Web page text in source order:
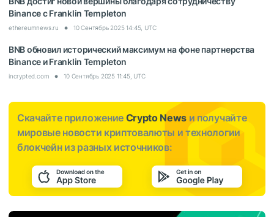
Binance с Franklin Templeton
ethereumnews.ru 10 Сентябрь 2025 14:45, UTC
BNB обновил исторический максимум на фоне партнерства
Binance и Franklin Templeton
incrypted.com 10 Сентябрь 2025 11:45, UTC
Скачайте приложение Crypto News и получайте
мировые новости криптовалюты и технологии
блокчейн из разных источников: